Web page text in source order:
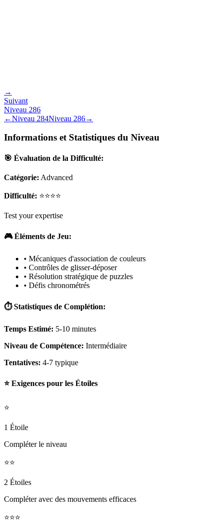
→
Suivant
Niveau 286
←Niveau 284Niveau 286→
Informations et Statistiques du Niveau
🎯 Évaluation de la Difficulté:
Catégorie: Advanced
Difficulté: ⭐⭐⭐⭐
Test your expertise
🎮 Éléments de Jeu:
• Mécaniques d'association de couleurs
• Contrôles de glisser-déposer
• Résolution stratégique de puzzles
• Défis chronométrés
⏱️ Statistiques de Complétion:
Temps Estimé: 5-10 minutes
Niveau de Compétence: Intermédiaire
Tentatives: 4-7 typique
⭐ Exigences pour les Étoiles
⭐
1 Étoile
Compléter le niveau
⭐⭐
2 Étoiles
Compléter avec des mouvements efficaces
⭐⭐⭐